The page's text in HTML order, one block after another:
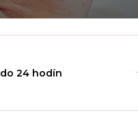
do 24 hodín